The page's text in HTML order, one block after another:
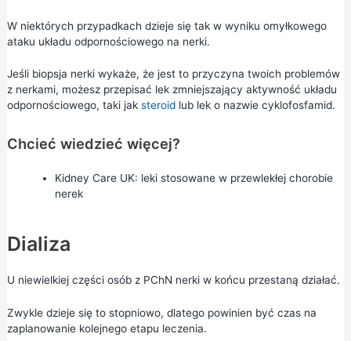
W niektórych przypadkach dzieje się tak w wyniku omyłkowego
ataku układu odpornościowego na nerki.
Jeśli biopsja nerki wykaże, że jest to przyczyna twoich problemów
z nerkami, możesz przepisać lek zmniejszający aktywność układu
odpornościowego, taki jak steroidlub lek o nazwie cyklofosfamid.
Chcieć wiedzieć więcej?
Kidney Care UK: leki stosowane w przewlekłej chorobie
nerek
Dializa
U niewielkiej części osób z PChN nerki w końcu przestaną działać.
Zwykle dzieje się to stopniowo, dlatego powinien być czas na
zaplanowanie kolejnego etapu leczenia.